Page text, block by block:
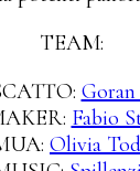
TEAM:
Fabio
Olivia